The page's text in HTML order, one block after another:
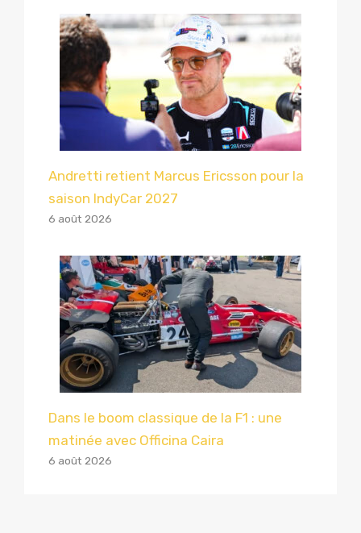
Andretti retient Marcus Ericsson pour la
saison IndyCar 2027
6 août 2026
Dans le boom classique de la F1 : une
matinée avec Officina Caira
6 août 2026